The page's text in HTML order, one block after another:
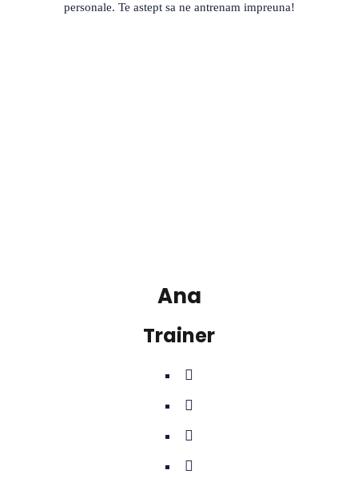
personale. Te astept sa ne antrenam impreuna!
Ana
Trainer